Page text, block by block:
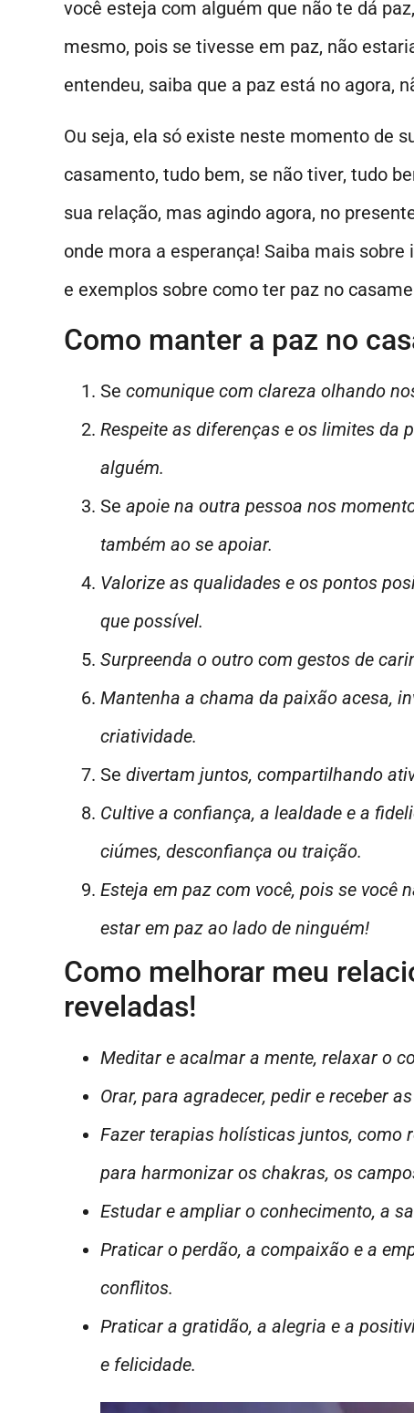
você esteja com alguém que não te dá
mesmo, pois se tivesse em paz, não
entendeu, saiba que a paz está no agora,
Ou seja, ela só existe neste momento de
casamento, tudo bem, se não tiver, tudo
sua relação, mas agindo agora, no
onde mora a esperança! Saiba mais
e exemplos sobre como ter paz no
Como manter a paz no
Se comunique com clareza olhando
Respeite as diferenças e os limites da
alguém.
Se apoie na outra pessoa nos
também ao se apoiar.
Valorize as qualidades e os pontos
que possível.
Surpreenda o outro com gestos de
Mantenha a chama da paixão acesa,
criatividade.
Se divertam juntos, compartilhando
Cultive a confiança, a lealdade e a
ciúmes, desconfiança ou traição.
Esteja em paz com você, pois se você
estar em paz ao lado de ninguém!
Como melhorar meu
reveladas!
Meditar e acalmar a mente, relaxar o
Orar, para agradecer, pedir e receber
Fazer terapias holísticas juntos, como
para harmonizar os chakras, os
Estudar e ampliar o conhecimento, a
Praticar o perdão, a compaixão e a
conflitos.
Praticar a gratidão, a alegria e a
e felicidade.